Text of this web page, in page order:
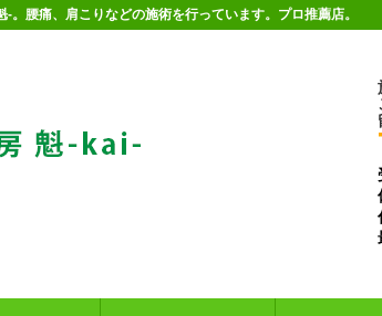
。腰痛、肩こりなどの施術を行っています。プロ推薦店。